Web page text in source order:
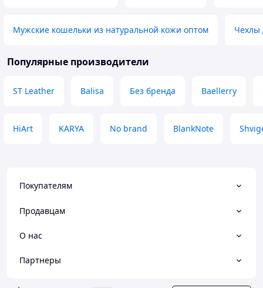
Мужские кошельки из натуральной кожи оптом Чехлы
Популярные производители
ST Leather Balisa Без бренда Baellerry
HiArt KARYA No brand BlankNote
Покупателям
Продавцам
О нас
Партнеры